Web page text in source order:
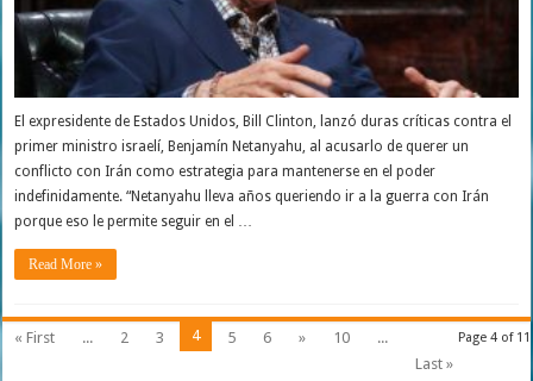
El expresidente de Estados Unidos, Bill Clinton, lanzó duras críticas contra el
primer ministro israelí, Benjamín Netanyahu, al acusarlo de querer un
conflicto con Irán como estrategia para mantenerse en el poder
indefinidamente. “Netanyahu lleva años queriendo ir a la guerra con Irán
porque eso le permite seguir en el …
Read More »
Page 4 of 11
« First ... 2 3 4 5 6 » 10
...
Last »